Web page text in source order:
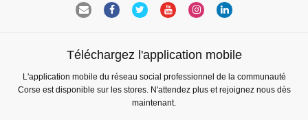
Téléchargez l'application mobile
L'application mobile du réseau social professionnel de la communauté
Corse est disponible sur les stores. N'attendez plus et rejoignez nous dès
maintenant.